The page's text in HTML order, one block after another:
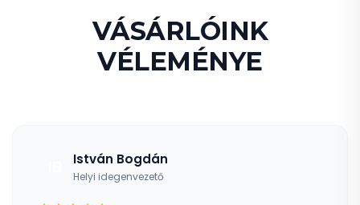
VÁSÁRLÓINK
VÉLEMÉNYE
István Bogdán
Helyi idegenvezető